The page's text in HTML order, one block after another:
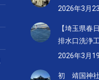
2026年3月
【埼玉県春
排水口洗浄
2026年3月
初 靖国神社